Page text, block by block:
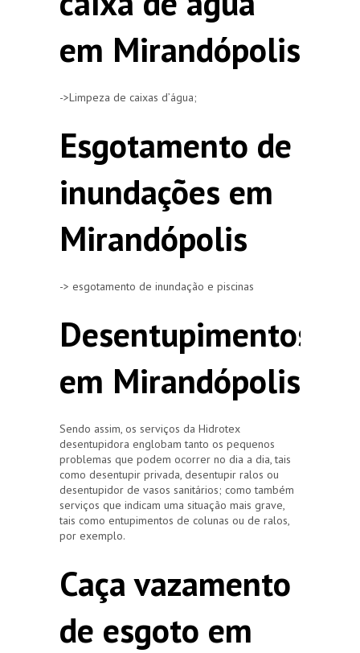
em Mirandópolis
->Limpeza de caixas d’água;
Esgotamento de
inundações em
Mirandópolis
-> esgotamento de inundação e piscinas
Desentupimentos
em Mirandópolis
Sendo assim, os serviços da Hidrotex
desentupidora englobam tanto os pequenos
problemas que podem ocorrer no dia a dia, tais
como desentupir privada, desentupir ralos ou
desentupidor de vasos sanitários; como também
serviços que indicam uma situação mais grave,
tais como entupimentos de colunas ou de ralos,
por exemplo.
Caça vazamento
de esgoto em